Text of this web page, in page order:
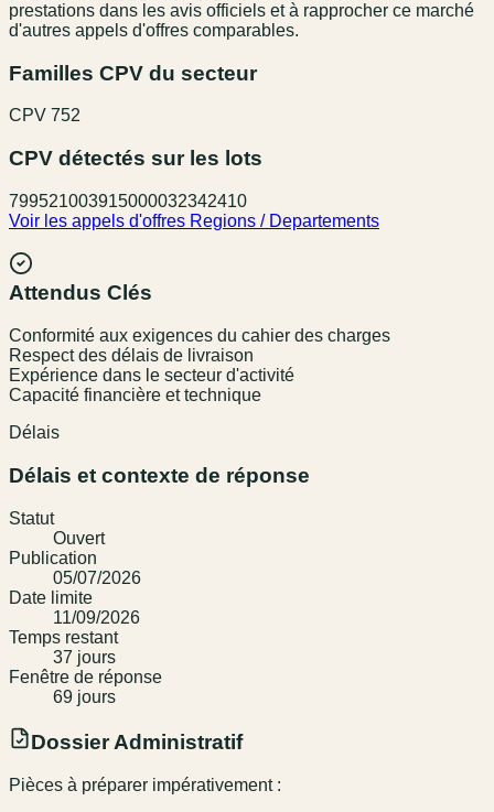
prestations dans les avis officiels et à rapprocher ce marché
d'autres appels d'offres comparables.
Familles CPV du secteur
CPV 752
CPV détectés sur les lots
799521003915000032342410
Voir les appels d'offres Regions / Departements
Attendus Clés
Conformité aux exigences du cahier des charges
Respect des délais de livraison
Expérience dans le secteur d'activité
Capacité financière et technique
Délais
Délais et contexte de réponse
Statut
Ouvert
Publication
05/07/2026
Date limite
11/09/2026
Temps restant
37 jours
Fenêtre de réponse
69 jours
Dossier Administratif
Pièces à préparer impérativement :